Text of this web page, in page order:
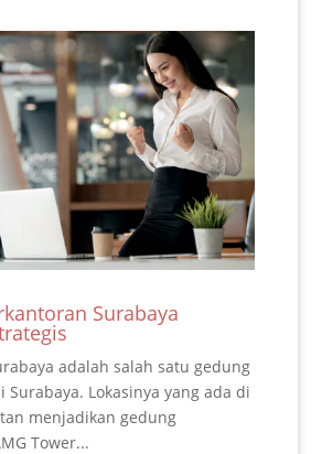
Surabaya
adalah salah satu gedung
Surabaya. Lokasinya yang ada di
menjadikan gedung
Tower...